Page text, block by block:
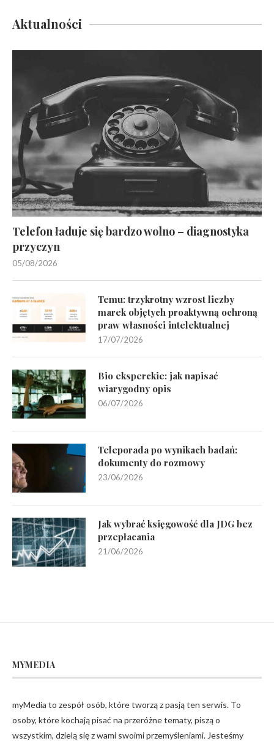
Aktualności
Telefon ładuje się bardzo wolno – diagnostyka
przyczyn
05/08/2026
Temu: trzykrotny wzrost liczby
marek objętych proaktywną ochroną
praw własności intelektualnej
17/07/2026
Bio eksperckie: jak napisać
wiarygodny opis
06/07/2026
Teleporada po wynikach badań:
dokumenty do rozmowy
23/06/2026
Jak wybrać księgowość dla JDG bez
przepłacania
21/06/2026
MYMEDIA
myMedia to zespół osób, które tworzą z pasją ten serwis. To
osoby, które kochają pisać na przeróżne tematy, piszą o
wszystkim, dzielą się z wami swoimi przemyśleniami. Jesteśmy